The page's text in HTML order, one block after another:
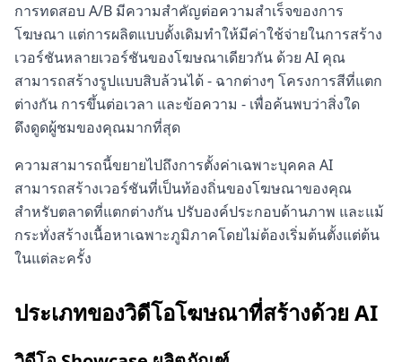
การทดสอบ A/B มีความสำคัญต่อความสำเร็จของการ
โฆษณา แต่การผลิตแบบดั้งเดิมทำให้มีค่าใช้จ่ายในการสร้าง
เวอร์ชันหลายเวอร์ชันของโฆษณาเดียวกัน ด้วย AI คุณ
สามารถสร้างรูปแบบสิบล้วนได้ - ฉากต่างๆ โครงการสีที่แตก
ต่างกัน การขึ้นต่อเวลา และข้อความ - เพื่อค้นพบว่าสิ่งใด
ดึงดูดผู้ชมของคุณมากที่สุด
ความสามารถนี้ขยายไปถึงการตั้งค่าเฉพาะบุคคล AI
สามารถสร้างเวอร์ชันที่เป็นท้องถิ่นของโฆษณาของคุณ
สำหรับตลาดที่แตกต่างกัน ปรับองค์ประกอบด้านภาพ และแม้
กระทั่งสร้างเนื้อหาเฉพาะภูมิภาคโดยไม่ต้องเริ่มต้นตั้งแต่ต้น
ในแต่ละครั้ง
ประเภทของวิดีโอโฆษณาที่สร้างด้วย AI